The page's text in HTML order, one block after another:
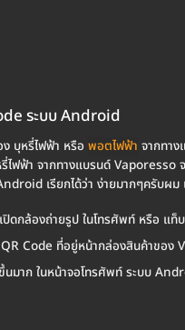
ระบบ Android
บุหรี่ไฟฟ้า หรือ พอตไฟฟ้า จากทา
ไฟฟ้า จากทางแบรนด์
เรียกได้ว่า ง่ายมากๆครับผม
ปิดกล้องถ่ายรูป ในโทรศัพท์ หรือ แ
QR Code ที่อยู่หน้ากล่องสินค้าของ
นมาก ในหน้าจอโทรศัพท์ ระบบ